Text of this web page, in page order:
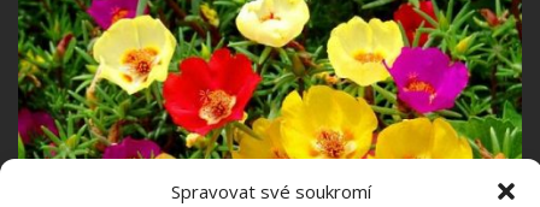
Spravovat své soukromí